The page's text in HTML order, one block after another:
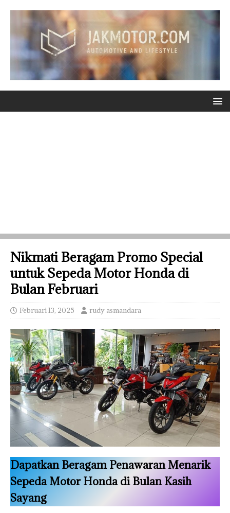
Nikmati Beragam Promo Special
untuk Sepeda Motor Honda di
Bulan Februari
Februari 13, 2025 rudy asmandara
Dapatkan Beragam Penawaran Menarik
Sepeda Motor Honda di Bulan Kasih
Sayang